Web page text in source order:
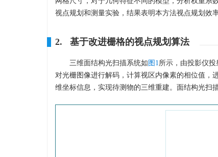
视点规划和测量实验，结果表明本方法视点规划效
2. 基于改进栅格的视点规划算法
三维面结构光扫描系统如 图1所示，由投影仪
对光栅图像进行解码，计算视区内像素的相位值，
维坐标信息，实现待测物的三维重建。面结构光扫